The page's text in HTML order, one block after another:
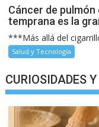
Cáncer de
temprana es la
***Más allá del
Salud y Tecnología
CURIOSIDADES